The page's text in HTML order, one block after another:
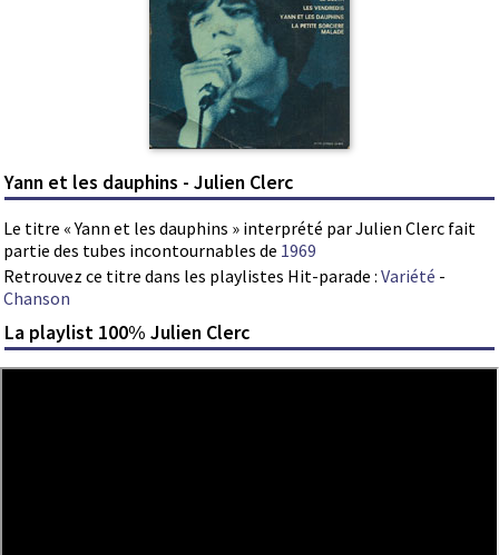
Yann et les dauphins - Julien Clerc
Le titre « Yann et les dauphins » interprété par Julien Clerc fait
partie des tubes incontournables de 1969
Retrouvez ce titre dans les playlistes Hit-parade : Variété -
Chanson
La playlist 100% Julien Clerc